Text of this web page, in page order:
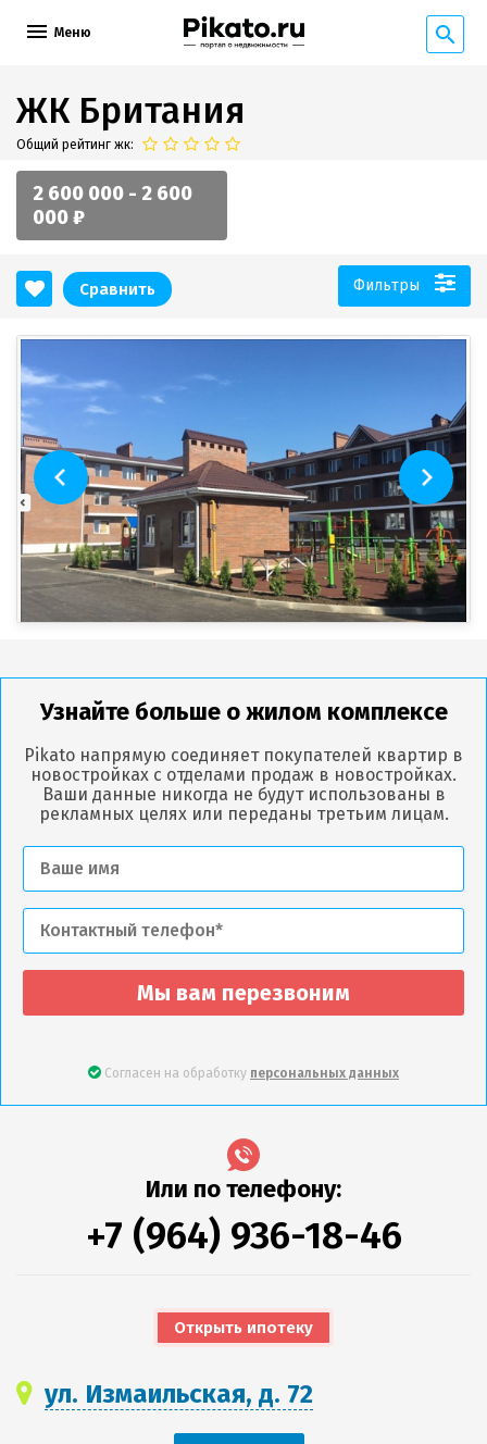
Меню
ЖК Британия
Общий рейтинг жк:
2 600 000 - 2 600
000 ₽
Сравнить Фильтры
Узнайте больше о жилом комплексе
Pikato напрямую соединяет покупателей квартир в
новостройках с отделами продаж в новостройках.
Ваши данные никогда не будут использованы в
рекламных целях или переданы третьим лицам.
Мы вам перезвоним
Согласен на обработку персональных данных
Или по телефону:
+7 (964) 936-18-46
Открыть ипотеку
ул. Измаильская, д. 72